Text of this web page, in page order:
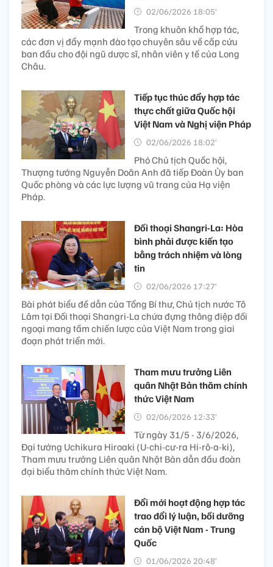
02/06/2026 18:05’
Trong khuôn khổ hợp tác,
các đơn vị đẩy mạnh đào tạo chuyên sâu về cấp cứu
ban đầu cho đội ngũ dược sĩ, nhân viên y tế của Long
Châu.
Tiếp tục thúc đẩy hợp tác
thực chất giữa Quốc hội
Việt Nam và Nghị viện Pháp
02/06/2026 18:02’
Phó Chủ tịch Quốc hội,
Thượng tướng Nguyễn Doãn Anh đã tiếp Đoàn Ủy ban
Quốc phòng và các lực lượng vũ trang của Hạ viện
Pháp.
Đối thoại Shangri-La: Hòa
bình phải được kiến tạo
bằng trách nhiệm và lòng
tin
02/06/2026 17:27’
Bài phát biểu đề dẫn của Tổng Bí thư, Chủ tịch nước Tô
Lâm tại Đối thoại Shangri-La chứa đựng thông điệp đối
ngoại mang tầm chiến lược của Việt Nam trong giai
đoạn phát triển mới.
Tham mưu trưởng Liên
quân Nhật Bản thăm chính
thức Việt Nam
02/06/2026 12:33’
Từ ngày 31/5 - 3/6/2026,
Đại tướng Uchikura Hiroaki (U-chi-cư-ra Hi-rô-a-ki),
Tham mưu trưởng Liên quân Nhật Bản dẫn đầu đoàn
đại biểu thăm chính thức Việt Nam.
Đổi mới hoạt động hợp tác
trao đổi lý luận, bồi dưỡng
cán bộ Việt Nam - Trung
Quốc
01/06/2026 20:48’